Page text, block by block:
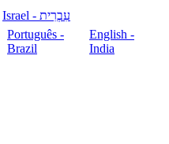
עִבְרִית - Israel
Português -
Brazil
English -
India